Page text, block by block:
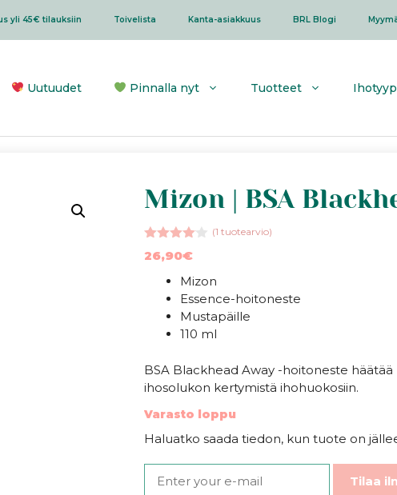
yli 45€ tilauksiin Toivelista Kanta-asiakkuus BRL Blogi
Uutuudet Pinnalla nyt Tuotteet
Mizon | BSA
4.00
5:stä
(1 tuotearvio)
26,90€
Mizon
Essence-hoitoneste
Mustapäille
110 ml
BSA Blackhead Away -hoitoneste
ihosolukon kertymistä ihohuokosiin.
Varasto loppu
Haluatko saada tiedon, kun tuote on
Tilaa